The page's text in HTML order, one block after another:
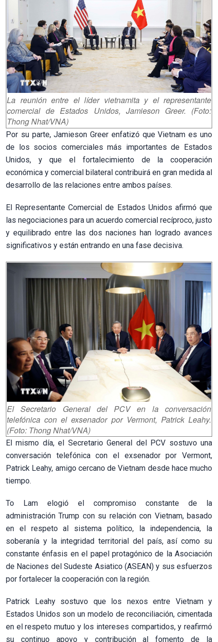
La reunión entre el líder vietnamita y el representante
comercial de Estados Unidos, Jamieson Greer. (Foto:
Thong Nhat/VNA)
Por su parte, Jamieson Greer enfatizó que Vietnam es uno
de los socios comerciales más importantes de Estados
Unidos, y que el fortalecimiento de la cooperación
económica y comercial bilateral contribuirá en gran medida al
desarrollo de las relaciones entre ambos países.
El Representante Comercial de Estados Unidos afirmó que
las negociaciones para un acuerdo comercial recíproco, justo
y equilibrado entre las dos naciones han logrado avances
significativos y están entrando en una fase decisiva.
El Secretario General del PCV en la conversación
telefónica con el exsenador por Vermont, Patrick Leahy.
(Foto: Thong Nhat/VNA)
El mismo día, el Secretario General del PCV sostuvo una
conversación telefónica con el exsenador por Vermont,
Patrick Leahy, amigo cercano de Vietnam desde hace mucho
tiempo.
To Lam elogió el compromiso constante de la
administración Trump con su relación con Vietnam, basado
en el respeto al sistema político, la independencia, la
soberanía y la integridad territorial del país, así como su
constante énfasis en el papel protagónico de la Asociación
de Naciones del Sudeste Asiatico (ASEAN) y sus esfuerzos
por fortalecer la cooperación con la región.
Patrick Leahy sostuvo que los nexos entre Vietnam y
Estados Unidos son un modelo de reconciliación, cimentada
en el respeto mutuo y los intereses compartidos, y reafirmó
su continuo apoyo y contribución al fomento de la